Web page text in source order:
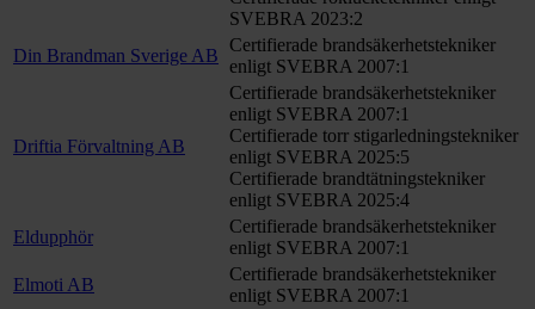
SVEBRA 2023:2
Din Brandman Sverige AB
Certifierade brandsäkerhetstekniker
enligt SVEBRA 2007:1
Driftia Förvaltning AB
Certifierade brandsäkerhetstekniker
enligt SVEBRA 2007:1
Certifierade torr stigarledningstekniker
enligt SVEBRA 2025:5
Certifierade brandtätningstekniker
enligt SVEBRA 2025:4
Eldupphör
Certifierade brandsäkerhetstekniker
enligt SVEBRA 2007:1
Elmoti AB
Certifierade brandsäkerhetstekniker
enligt SVEBRA 2007:1